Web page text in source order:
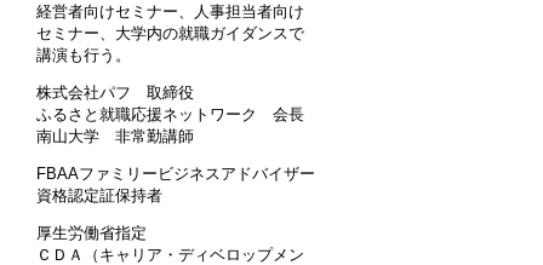
経営者向けセミナー、人事担当者向け
セミナー、大学内の就職ガイダンスで
講演も行う。
株式会社パフ 取締役
ふるさと就職応援ネットワーク 会長
南山大学 非常勤講師
FBAAファミリービジネスアドバイザー
資格認定証保持者
厚生労働省指定
ＣＤＡ（キャリア・ディベロップメン